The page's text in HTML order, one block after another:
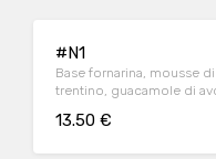
#N1
Base fornarina, mousse
trentino, guacamole di
13.50 €